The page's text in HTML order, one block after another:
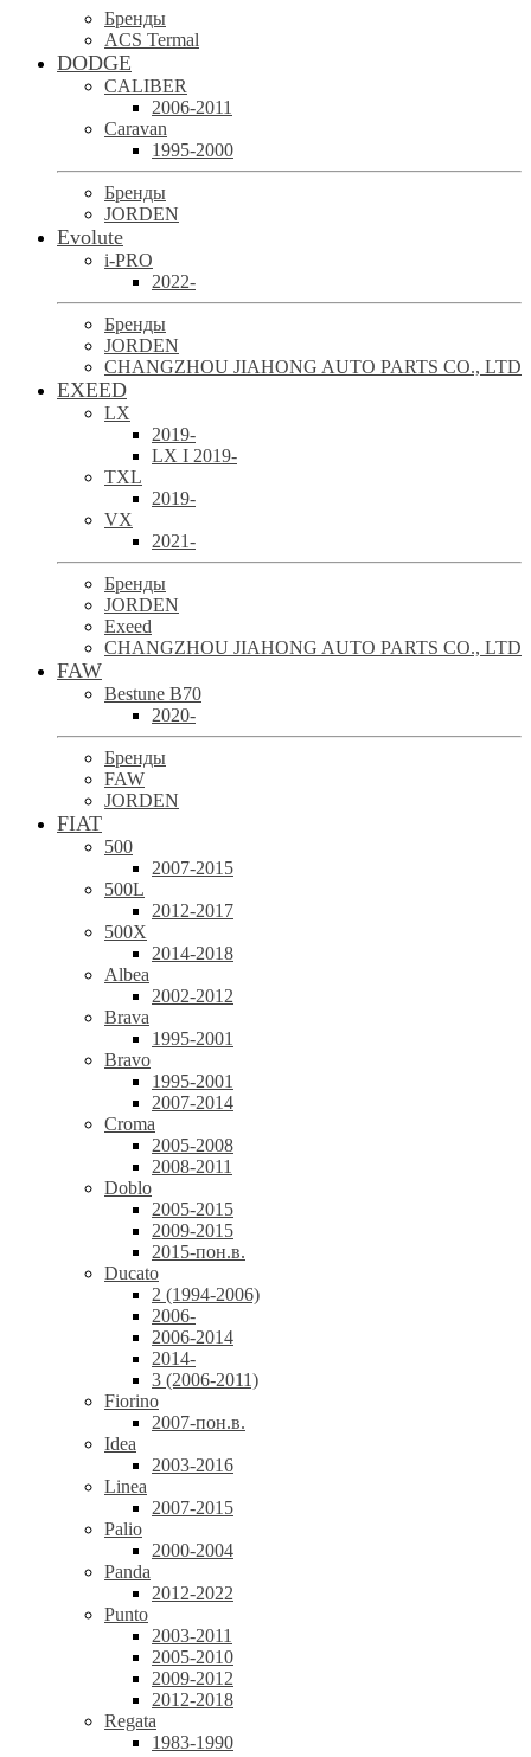
Бренды
ACS Termal
DODGE
CALIBER
2006-2011
Caravan
1995-2000
Бренды
JORDEN
Evolute
i-PRO
2022-
Бренды
JORDEN
CHANGZHOU JIAHONG AUTO PARTS CO., LTD
EXEED
LX
2019-
LX I 2019-
TXL
2019-
VX
2021-
Бренды
JORDEN
Exeed
CHANGZHOU JIAHONG AUTO PARTS CO., LTD
FAW
Bestune B70
2020-
Бренды
FAW
JORDEN
FIAT
500
2007-2015
500L
2012-2017
500X
2014-2018
Albea
2002-2012
Brava
1995-2001
Bravo
1995-2001
2007-2014
Croma
2005-2008
2008-2011
Doblo
2005-2015
2009-2015
2015-пон.в.
Ducato
2 (1994-2006)
2006-
2006-2014
2014-
3 (2006-2011)
Fiorino
2007-пон.в.
Idea
2003-2016
Linea
2007-2015
Palio
2000-2004
Panda
2012-2022
Punto
2003-2011
2005-2010
2009-2012
2012-2018
Regata
1983-1990